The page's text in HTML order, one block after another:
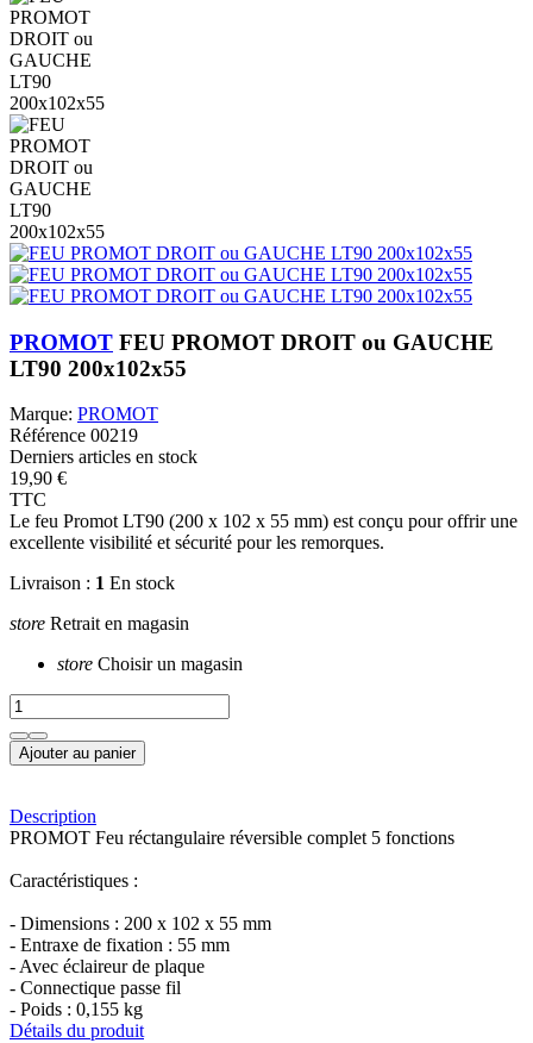
PROMOT FEU PROMOT DROIT ou GAUCHE
LT90 200x102x55
Marque: PROMOT
Référence 00219
Derniers articles en stock
19,90 €
TTC
Le feu Promot LT90 (200 x 102 x 55 mm) est conçu pour offrir une
excellente visibilité et sécurité pour les remorques.
Livraison : 1 En stock
store Retrait en magasin
store Choisir un magasin
Ajouter au panier
Description
PROMOT Feu réctangulaire réversible complet 5 fonctions
Caractéristiques :
- Dimensions : 200 x 102 x 55 mm
- Entraxe de fixation : 55 mm
- Avec éclaireur de plaque
- Connectique passe fil
- Poids : 0,155 kg
Détails du produit